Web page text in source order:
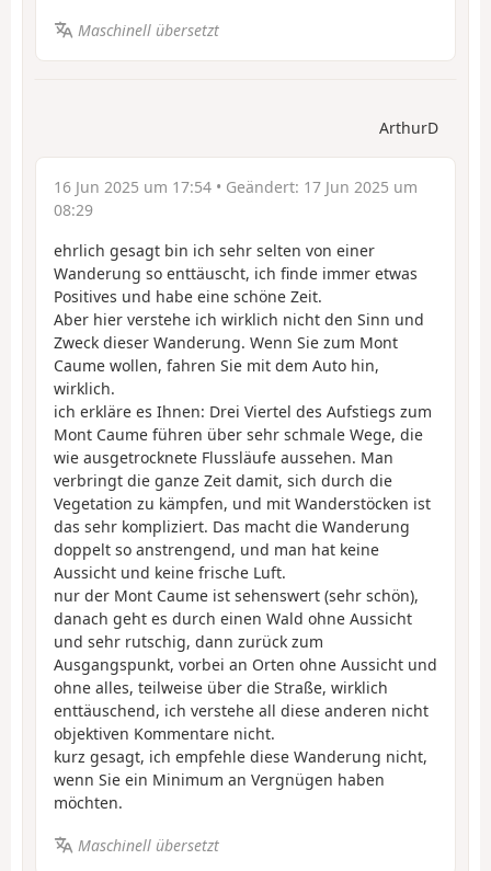
Maschinell übersetzt
ArthurD
16 Jun 2025 um 17:54 • Geändert: 17 Jun 2025 um
08:29
ehrlich gesagt bin ich sehr selten von einer
Wanderung so enttäuscht, ich finde immer etwas
Positives und habe eine schöne Zeit.
Aber hier verstehe ich wirklich nicht den Sinn und
Zweck dieser Wanderung. Wenn Sie zum Mont
Caume wollen, fahren Sie mit dem Auto hin,
wirklich.
ich erkläre es Ihnen: Drei Viertel des Aufstiegs zum
Mont Caume führen über sehr schmale Wege, die
wie ausgetrocknete Flussläufe aussehen. Man
verbringt die ganze Zeit damit, sich durch die
Vegetation zu kämpfen, und mit Wanderstöcken ist
das sehr kompliziert. Das macht die Wanderung
doppelt so anstrengend, und man hat keine
Aussicht und keine frische Luft.
nur der Mont Caume ist sehenswert (sehr schön),
danach geht es durch einen Wald ohne Aussicht
und sehr rutschig, dann zurück zum
Ausgangspunkt, vorbei an Orten ohne Aussicht und
ohne alles, teilweise über die Straße, wirklich
enttäuschend, ich verstehe all diese anderen nicht
objektiven Kommentare nicht.
kurz gesagt, ich empfehle diese Wanderung nicht,
wenn Sie ein Minimum an Vergnügen haben
möchten.
Maschinell übersetzt